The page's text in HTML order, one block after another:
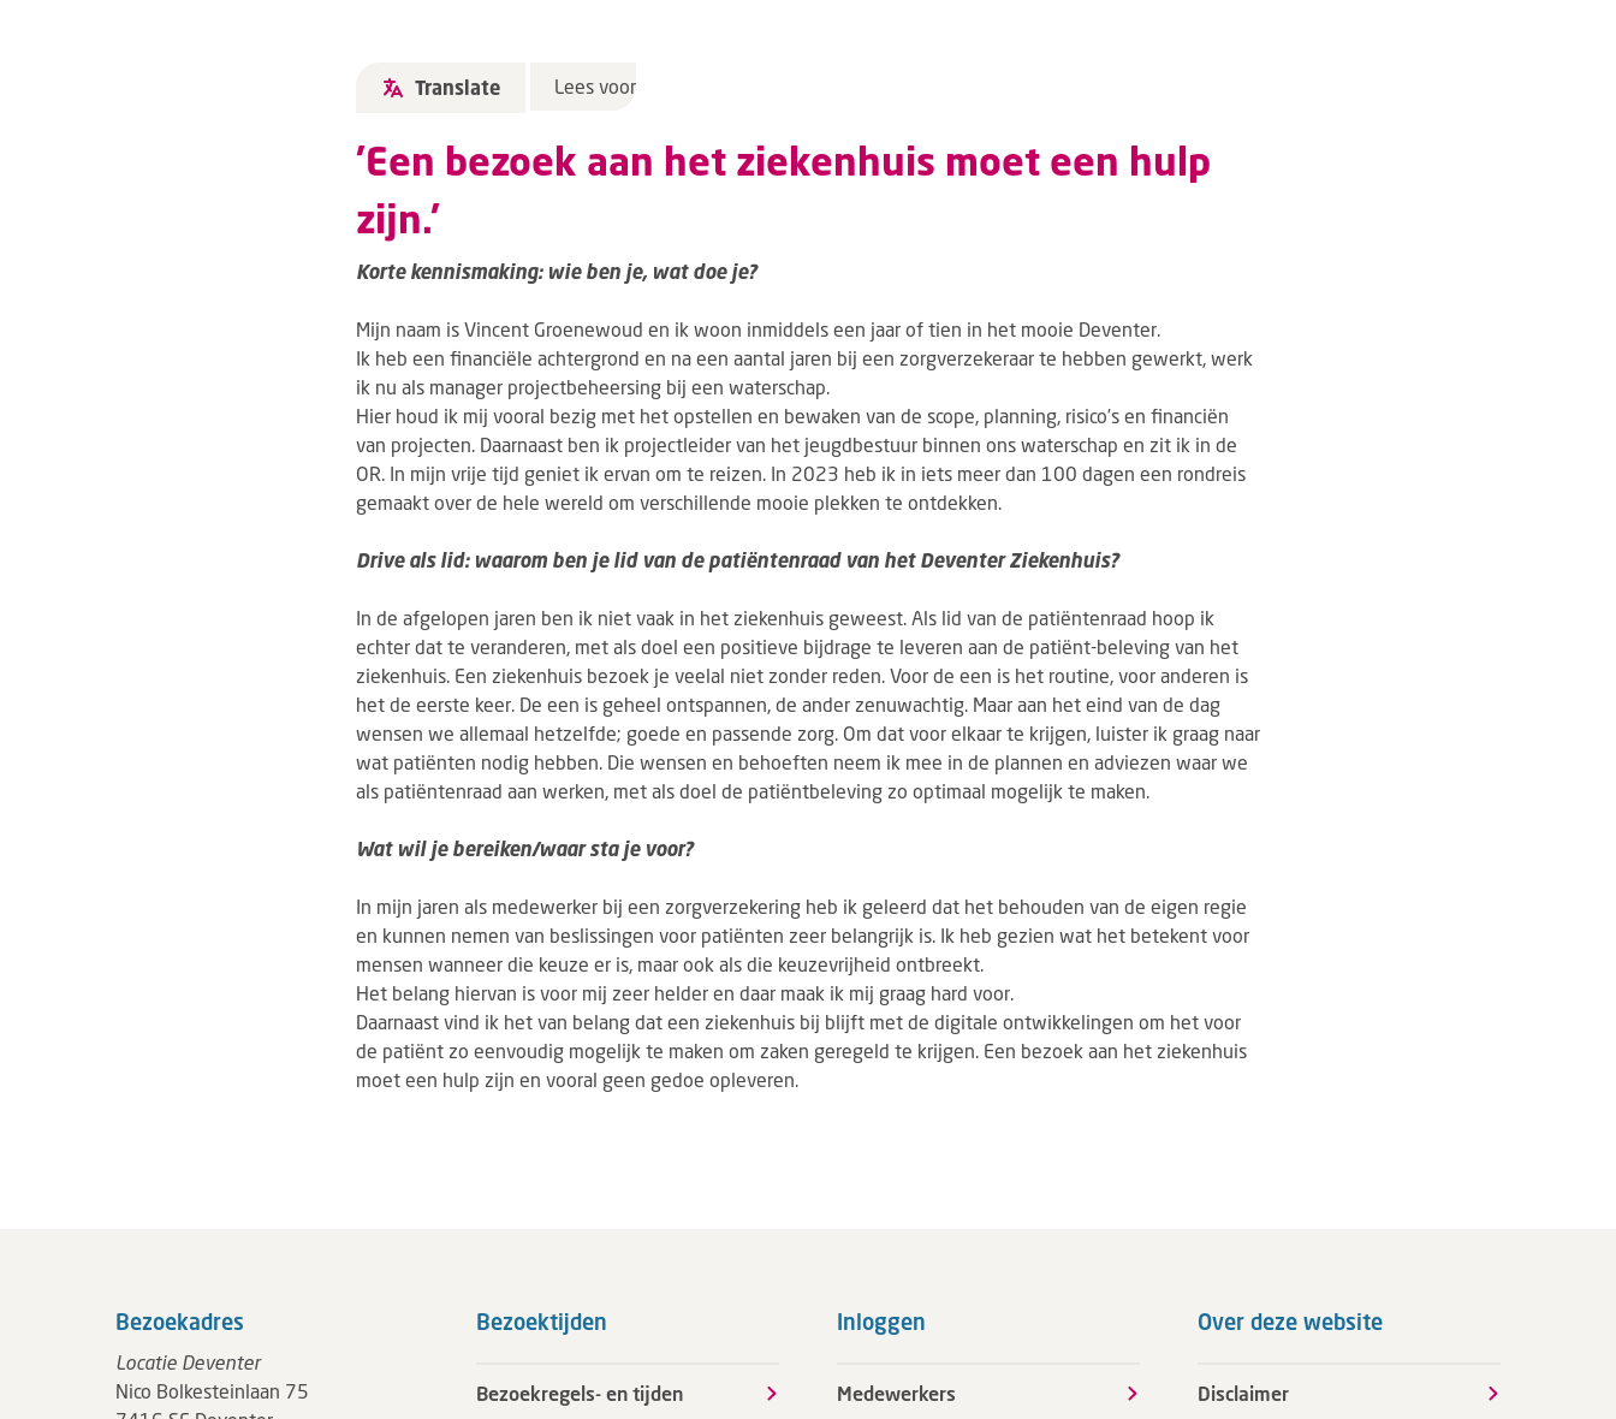
Translate Lees voor
'Een bezoek aan het ziekenhuis moet een hulp
zijn.'
Korte kennismaking: wie ben je, wat doe je?
Mijn naam is Vincent Groenewoud en ik woon inmiddels een jaar of tien in het mooie Deventer.
Ik heb een financiële achtergrond en na een aantal jaren bij een zorgverzekeraar te hebben gewerkt, werk
ik nu als manager projectbeheersing bij een waterschap.
Hier houd ik mij vooral bezig met het opstellen en bewaken van de scope, planning, risico’s en financiën
van projecten. Daarnaast ben ik projectleider van het jeugdbestuur binnen ons waterschap en zit ik in de
OR. In mijn vrije tijd geniet ik ervan om te reizen. In 2023 heb ik in iets meer dan 100 dagen een rondreis
gemaakt over de hele wereld om verschillende mooie plekken te ontdekken.
Drive als lid: waarom ben je lid van de patiëntenraad van het Deventer Ziekenhuis?
In de afgelopen jaren ben ik niet vaak in het ziekenhuis geweest. Als lid van de patiëntenraad hoop ik
echter dat te veranderen, met als doel een positieve bijdrage te leveren aan de patiënt-beleving van het
ziekenhuis. Een ziekenhuis bezoek je veelal niet zonder reden. Voor de een is het routine, voor anderen is
het de eerste keer. De een is geheel ontspannen, de ander zenuwachtig. Maar aan het eind van de dag
wensen we allemaal hetzelfde; goede en passende zorg. Om dat voor elkaar te krijgen, luister ik graag naar
wat patiënten nodig hebben. Die wensen en behoeften neem ik mee in de plannen en adviezen waar we
als patiëntenraad aan werken, met als doel de patiëntbeleving zo optimaal mogelijk te maken.
Wat wil je bereiken/waar sta je voor?
In mijn jaren als medewerker bij een zorgverzekering heb ik geleerd dat het behouden van de eigen regie
en kunnen nemen van beslissingen voor patiënten zeer belangrijk is. Ik heb gezien wat het betekent voor
mensen wanneer die keuze er is, maar ook als die keuzevrijheid ontbreekt.
Het belang hiervan is voor mij zeer helder en daar maak ik mij graag hard voor.
Daarnaast vind ik het van belang dat een ziekenhuis bij blijft met de digitale ontwikkelingen om het voor
de patiënt zo eenvoudig mogelijk te maken om zaken geregeld te krijgen. Een bezoek aan het ziekenhuis
moet een hulp zijn en vooral geen gedoe opleveren.
Bezoekadres
Locatie Deventer
Nico Bolkesteinlaan 75
Bezoektijden
Bezoekregels- en tijden
Inloggen
Medewerkers
Over deze website
Disclaimer